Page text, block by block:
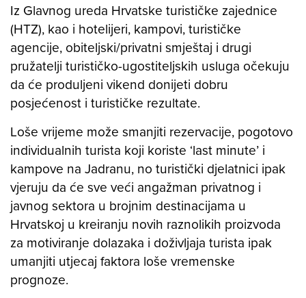
Iz Glavnog ureda Hrvatske turističke zajednice
(HTZ), kao i hotelijeri, kampovi, turističke
agencije, obiteljski/privatni smještaj i drugi
pružatelji turističko-ugostiteljskih usluga očekuju
da će produljeni vikend donijeti dobru
posjećenost i turističke rezultate.
Loše vrijeme može smanjiti rezervacije, pogotovo
individualnih turista koji koriste ‘last minute’ i
kampove na Jadranu, no turistički djelatnici ipak
vjeruju da će sve veći angažman privatnog i
javnog sektora u brojnim destinacijama u
Hrvatskoj u kreiranju novih raznolikih proizvoda
za motiviranje dolazaka i doživljaja turista ipak
umanjiti utjecaj faktora loše vremenske
prognoze.